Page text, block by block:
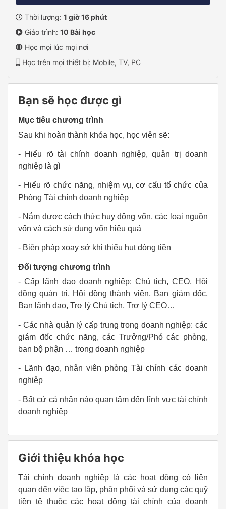
Thời lượng: 1 giờ 16 phút
Giáo trình: 10 Bài học
Học mọi lúc mọi nơi
Học trên mọi thiết bị: Mobile, TV, PC
Bạn sẽ học được gì
Mục tiêu chương trình
Sau khi hoàn thành khóa học, học viên sẽ:
- Hiểu rõ tài chính doanh nghiệp, quản trị doanh
nghiệp là gì
- Hiểu rõ chức năng, nhiệm vụ, cơ cấu tổ chức của
Phòng Tài chính doanh nghiệp
- Nắm được cách thức huy động vốn, các loại nguồn
vốn và cách sử dụng vốn hiệu quả
- Biện pháp xoay sở khi thiếu hụt dòng tiền
Đối tượng chương trình
- Cấp lãnh đạo doanh nghiệp: Chủ tịch, CEO, Hội
đồng quản trị, Hội đồng thành viên, Ban giám đốc,
Ban lãnh đạo, Trợ lý Chủ tịch, Trợ lý CEO…
- Các nhà quản lý cấp trung trong doanh nghiệp: các
giám đốc chức năng, các Trưởng/Phó các phòng,
ban bộ phận … trong doanh nghiệp
- Lãnh đạo, nhân viên phòng Tài chính các doanh
nghiệp
- Bất cứ cá nhân nào quan tâm đến lĩnh vực tài chính
doanh nghiệp
Giới thiệu khóa học
Tài chính doanh nghiệp là các hoạt động có liên
quan đến việc tạo lập, phân phối và sử dụng các quỹ
tiền tệ thuộc các hoạt động tài chính của doanh